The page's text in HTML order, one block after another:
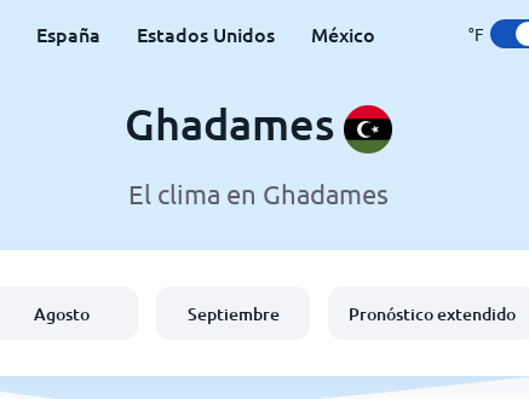
España Estados Unidos México °F
Ghadames
El clima en Ghadames
Agosto Septiembre Pronóstico extendido